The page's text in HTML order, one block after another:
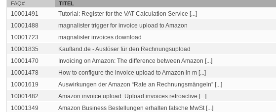
FAQ#
TITEL
10001491 Tutorial: Register for the VAT Calculation Service [...]
10001488
magnalister trigger for invoice upload to Amazon
10001723
magnalister invoices download
10001835
Kaufland.de - Auslöser für den Rechnungsupload
10001470
Invoicing on Amazon: The difference between Amazon [...]
10001478
How to configure the invoice upload to Amazon in m [...]
10001619
Auswirkungen der Amazon “Rate an Rechnungsmängeln” [...]
10001482
Amazon invoice upload: Upload invoices retroactive [...]
10001349
Amazon Business Bestellungen erhalten falsche MwSt [...]